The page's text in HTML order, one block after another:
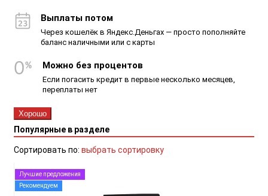
Выплаты потом
Через кошелёк в Яндекс.Деньгах — просто пополняйте
баланс наличными или с карты
Можно без процентов
Если погасить кредит в первые несколько месяцев,
переплаты нет
Хорошо
Популярные в разделе
Сортировать по: выбрать сортировку
Лучшие предложения
Рекомендуем